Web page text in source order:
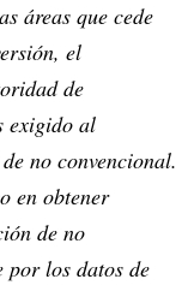
áreas que cede
el
de
exigido al
no convencional.
en obtener
de no
por los datos de